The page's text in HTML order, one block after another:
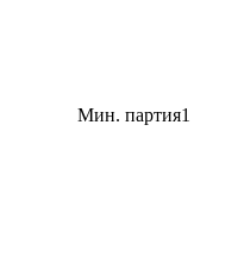
Мин. партия1